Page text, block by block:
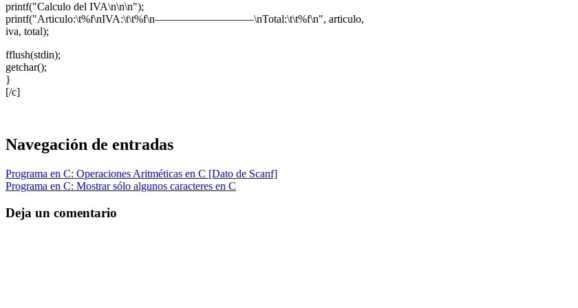
printf("Calculo del IVA\n\n\n");
printf("Articulo:\t%f\nIVA:\t\t%f\n—————————\nTotal:\t\t%f\n", articulo,
iva, total);
fflush(stdin);
getchar();
}
[/c]
Navegación de entradas
Programa en C: Operaciones Aritméticas en C [Dato de Scanf]
Programa en C: Mostrar sólo algunos caracteres en C
Deja un comentario